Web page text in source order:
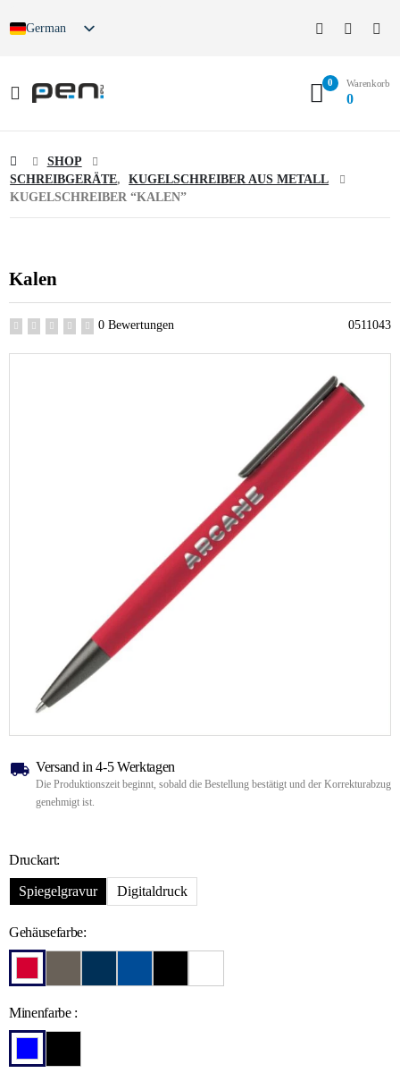
German
0 Warenkorb
0
SHOP
SCHREIBGERÄTE,
KUGELSCHREIBER AUS METALL
KUGELSCHREIBER “KALEN”
Kalen
0 Bewertungen 0511043
Versand in 4-5 Werktagen
Die Produktionszeit beginnt, sobald die Bestellung bestätigt und der Korrekturabzug
genehmigt ist.
Druckart:
Spiegelgravur Digitaldruck
Gehäusefarbe:
Minenfarbe :